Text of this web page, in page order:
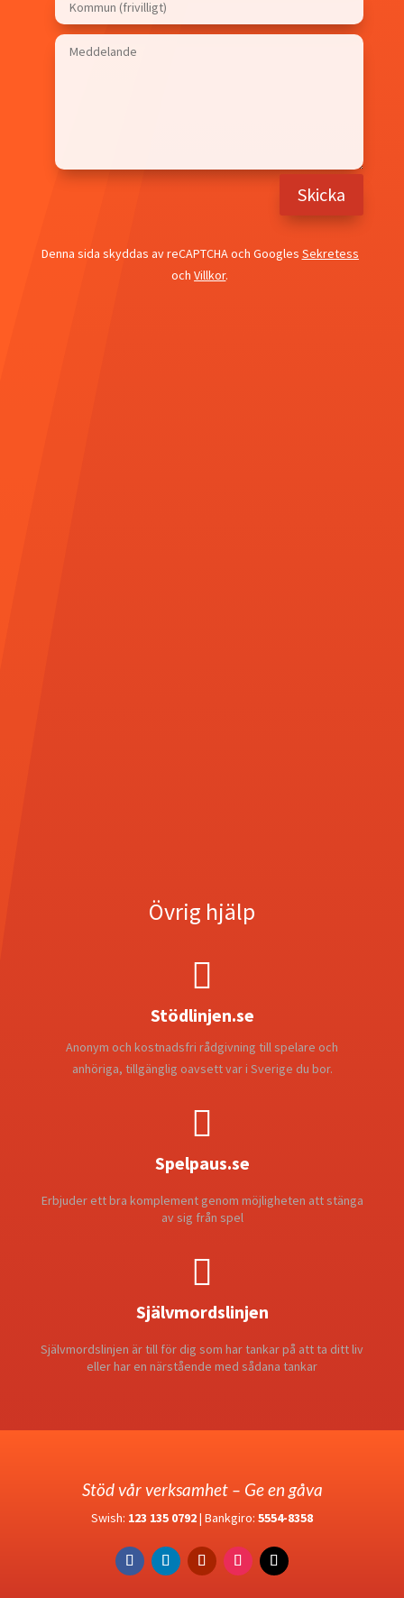
Skicka
Denna sida skyddas av reCAPTCHA och Googles Sekretess
ochVillkor.
Övrig hjälp

Stödlinjen.se
Anonym och kostnadsfri rådgivning till spelare och
anhöriga, tillgänglig oavsett var i Sverige du bor.

Spelpaus.se
Erbjuder ett bra komplement genom möjligheten att stänga
av sig från spel

Självmordslinjen
Självmordslinjen är till för dig som har tankar på att ta ditt liv
eller har en närstående med sådana tankar
Stöd vår verksamhet – Ge en gåva
Swish: 123 135 0792| Bankgiro: 5554-8358